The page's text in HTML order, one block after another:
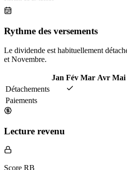
Rythme des versements
Le dividende est habituellement
et Novembre.
Jan Fév Mar Avr Mai
Détachements
Paiements
Lecture revenu
Score RB